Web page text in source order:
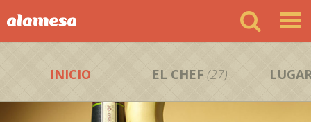
INICIO EL CHEF (27)